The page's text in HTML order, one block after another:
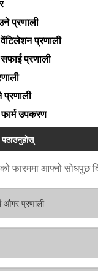
प्रणाली
प्रणाली
प्रणाली
प्रणाली
उपकरण
फारममा आफ्नो सोधपुछ